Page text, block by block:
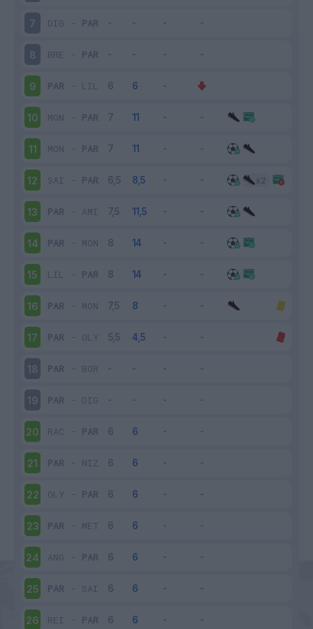
7 DIG - PAR
8 BRE - PAR
9 PAR - LIL
10 MON - PAR
11 MON - PAR
12 SAI - PAR
13 PAR - AMI
14 PAR - MON
15 LIL - PAR
16 PAR - MON
17 PAR - OLY
18 PAR - BOR
19 PAR - DIG
20 RAC - PAR
21 PAR - NIZ
22 OLY - PAR
23 PAR - MET
24 ANG - PAR
25 PAR - SAI
26 REI - PAR